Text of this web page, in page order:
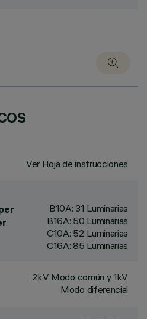
Ver Hoja de instrucciones
B10A: 31 Luminarias
B16A: 50 Luminarias
C10A: 52 Luminarias
C16A: 85 Luminarias
2kV Modo común y 1kV
Modo diferencial